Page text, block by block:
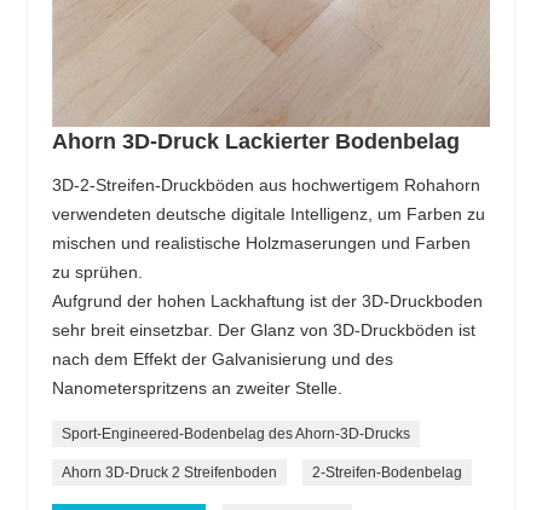
Ahorn 3D-Druck Lackierter Bodenbelag
3D-2-Streifen-Druckböden aus hochwertigem Rohahorn
verwendeten deutsche digitale Intelligenz, um Farben zu
mischen und realistische Holzmaserungen und Farben
zu sprühen.
Aufgrund der hohen Lackhaftung ist der 3D-Druckboden
sehr breit einsetzbar. Der Glanz von 3D-Druckböden ist
nach dem Effekt der Galvanisierung und des
Nanometerspritzens an zweiter Stelle.
Sport-Engineered-Bodenbelag des Ahorn-3D-Drucks
Ahorn 3D-Druck 2 Streifenboden 2-Streifen-Bodenbelag